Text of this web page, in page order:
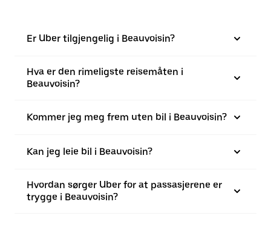
Er Uber tilgjengelig i Beauvoisin?
Hva er den rimeligste reisemåten i
Beauvoisin?
Kommer jeg meg frem uten bil i Beauvoisin?
Kan jeg leie bil i Beauvoisin?
Hvordan sørger Uber for at passasjerene er
trygge i Beauvoisin?